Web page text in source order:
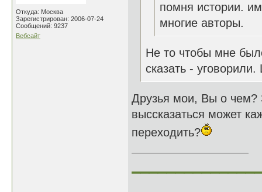
Откуда: Москва
Зарегистрирован: 2006-07-24
Сообщений: 9237
Вебсайт
помня истории.
многие авторы.
Не то чтобы мне
сказать -
Друзья мои, Вы о чем?
выссказаться может
переходить?